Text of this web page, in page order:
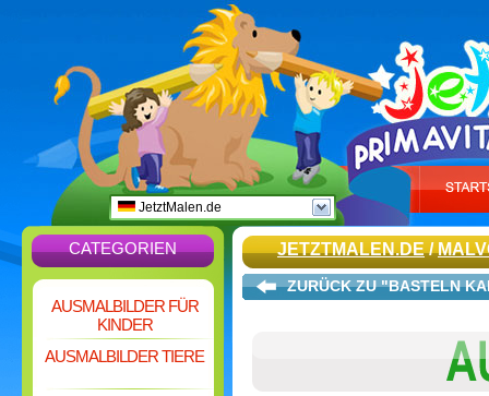
JetztMalen.de
CATEGORIEN
AUSMALBILDER FÜR
KINDER
AUSMALBILDER TIERE
JETZTMALEN.DE/
ZURÜCK ZU "BASTELN